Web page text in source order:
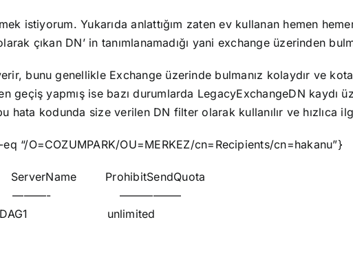
istiyorum. Yukarıda anlattığım zaten ev kullanan hemen
çıkan DN’ in tanımlanamadığı yani exchange üzerinden
bunu genellikle Exchange üzerinde bulmanız kolaydır ve kota
yapmış ise bazı durumlarda LegacyExchangeDN kaydı
hata kodunda size verilen DN filter olarak kullanılır ve hızlıca
“/O=COZUMPARK/OU=MERKEZ/cn=Recipients/cn=hakanu”}
ProhibitSendQuota
—————–
DAG1 unlimited